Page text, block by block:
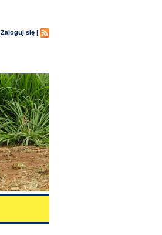
Zaloguj się |